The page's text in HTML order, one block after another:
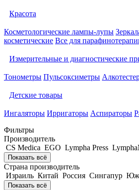
Красота
Косметологические лампы-лупы
косметические Все для
Измерительные и диагностические
Тонометры Пульсоксиметры
Детские товары
Ингаляторы Ирригаторы Аспираторы
Фильтры
Производитель
CS Medica EGO Lympha Рress
Показать всё
Страна производитель
Израиль Китай Россия Сингапур
Показать всё